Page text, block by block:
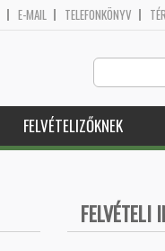
E-MAIL TELEFONKÖNYV
FELVÉTELIZŐKNEK
FELVÉTELI